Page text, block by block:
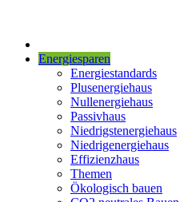
Energiesparen
Energiestandards
Plusenergiehaus
Nullenergiehaus
Passivhaus
Niedrigstenergiehaus
Niedrigenergiehaus
Effizienzhaus
Themen
Ökologisch bauen